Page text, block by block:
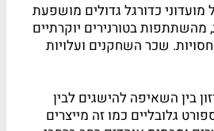
כדורגל גדולים מושפעת
בטורנירים יוקרתיים
שכר השחקנים ועלויות
בין השאיפה להישגים לבין
גלובליים כמו זה מייצרים